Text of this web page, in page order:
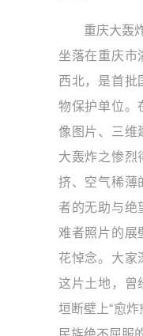
重庆大轰
坐落在重庆市
西北，是首批
物保护单位。
像图片、三维
大轰炸之惨烈
挤、空气稀薄
者的无助与绝
难者照片的展
花悼念。大家
这片土地，曾
垣断壁上“愈